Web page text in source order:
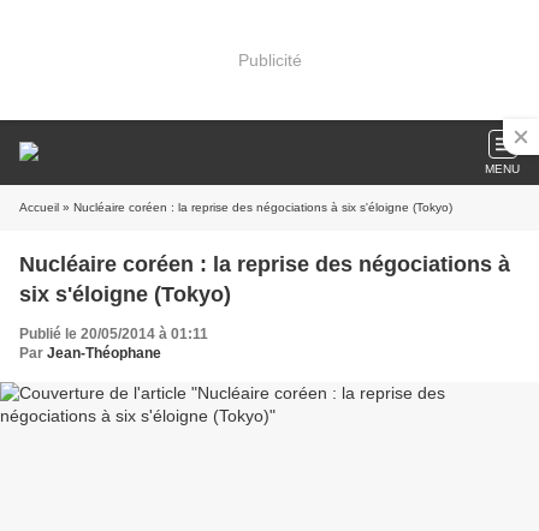
Publicité
MENU
Accueil » Nucléaire coréen : la reprise des négociations à six s'éloigne (Tokyo)
Nucléaire coréen : la reprise des négociations à
six s'éloigne (Tokyo)
Publié le 20/05/2014 à 01:11
Par Jean-Théophane